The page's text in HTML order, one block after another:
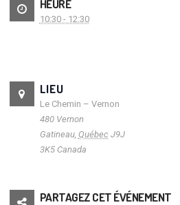
HEURE
10:30 - 12:30
LIEU
Le Chemin – Vernon
480 Vernon
Gatineau, Québec J9J
3K5 Canada
PARTAGEZ CET ÉVÉNEMENT